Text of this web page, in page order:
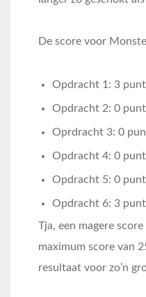
De score voor
Opdracht 1: 3
Opdracht 2: 0
Oprdracht 3: 0
Opdracht 4: 0
Opdracht 5: 0
Opdracht 6: 3
Tja, een magere
maximum score van
resultaat voor zo’n